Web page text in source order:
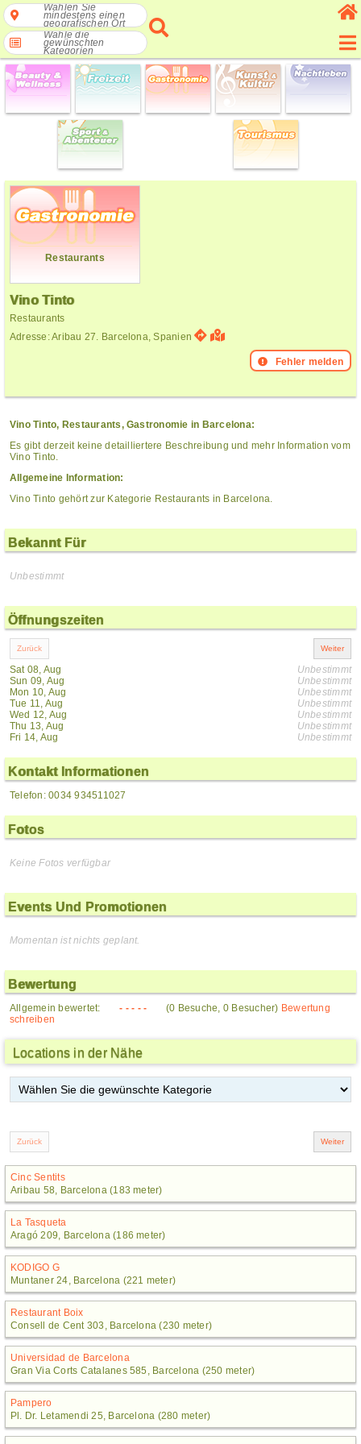
Wählen Sie
mindestens einen
geografischen Ort
Wähle die
gewünschten
Kategorien
Restaurants
Vino Tinto
Restaurants
Adresse: Aribau 27. Barcelona, Spanien
Fehler melden
Vino Tinto, Restaurants, Gastronomie in Barcelona:
Es gibt derzeit keine detailliertere Beschreibung und mehr Information vom
Vino Tinto.
Allgemeine Information:
Vino Tinto gehört zur Kategorie Restaurants in Barcelona.
Bekannt Für
Unbestimmt
Öffnungszeiten
Sat 08, Aug
Sun 09, Aug
Mon 10, Aug
Tue 11, Aug
Wed 12, Aug
Thu 13, Aug
Fri 14, Aug
Unbestimmt
Unbestimmt
Unbestimmt
Unbestimmt
Unbestimmt
Unbestimmt
Unbestimmt
Kontakt Informationen
Telefon: 0034 934511027
Fotos
Keine Fotos verfügbar
Events Und Promotionen
Momentan ist nichts geplant.
Bewertung
Allgemein bewertet: - - - - - (0 Besuche, 0 Besucher) Bewertung
schreiben
Locations in der Nähe
Cinc Sentits
Aribau 58, Barcelona (183 meter)
La Tasqueta
Aragó 209, Barcelona (186 meter)
KODIGO G
Muntaner 24, Barcelona (221 meter)
Restaurant Boix
Consell de Cent 303, Barcelona (230 meter)
Universidad de Barcelona
Gran Via Corts Catalanes 585, Barcelona (250 meter)
Pampero
Pl. Dr. Letamendi 25, Barcelona (280 meter)